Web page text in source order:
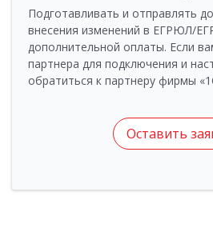
Подготавливать и отправлять
внесения изменений в ЕГРЮЛ/
дополнительной оплаты. Если
партнера для подключения и
обратиться к партнеру фирмы
Оставить